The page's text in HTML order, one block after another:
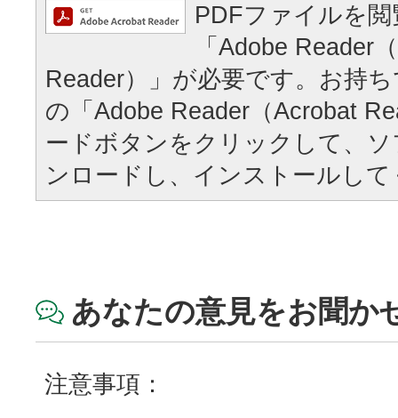
PDFファイルを
「Adobe Reader
Reader）」が必要です。お持
の「Adobe Reader（Acrobat
ードボタンをクリックして、
ンロードし、インストールし
あなたの意見をお聞か
注意事項：